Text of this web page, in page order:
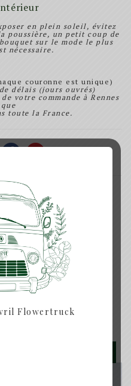
en plein soleil, évitez
poussière, un petit coup de
sur le mode le plus
nécessaire.
couronne est unique)
délais (jours ouvrés)
votre commande à Rennes
toute la France.
tons marron et beige
Flowertruck